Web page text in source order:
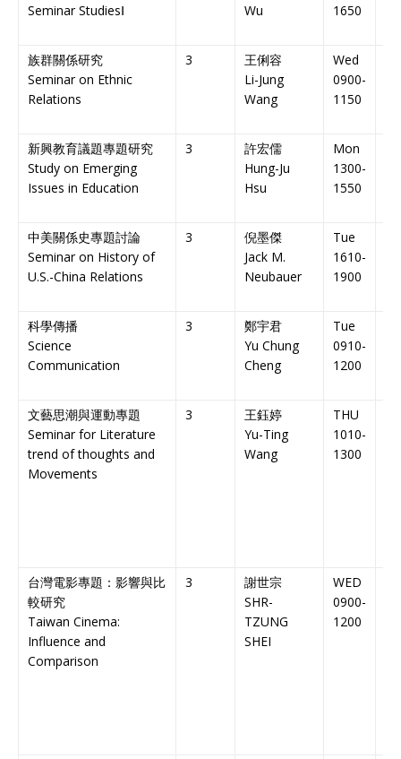
Seminar StudiesⅠ
Wu
1650
族群關係研究
Seminar on Ethnic
Relations
3
王俐容
Li-Jung
Wang
Wed
0900-
1150
新興教育議題專題研究
Study on Emerging
Issues in Education
3
許宏儒
Hung-Ju
Hsu
Mon
1300-
1550
中美關係史專題討論
Seminar on History of
U.S.-China Relations
3
倪墨傑
Jack M.
Neubauer
Tue
1610-
1900
科學傳播
Science
Communication
3
鄭宇君
Yu Chung
Cheng
Tue
0910-
1200
文藝思潮與運動專題
Seminar for Literature
trend of thoughts and
Movements
3
王鈺婷
Yu-Ting
Wang
THU
1010-
1300
台灣電影專題：影響與比
較研究
Taiwan Cinema:
Influence and
Comparison
3
謝世宗
SHR-
TZUNG
SHEI
WED
0900-
1200